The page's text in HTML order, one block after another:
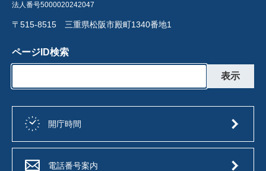
法人番号5000020242047
〒515-8515 三重県松阪市殿町1340番地1
ページID検索
開庁時間
電話番号案内